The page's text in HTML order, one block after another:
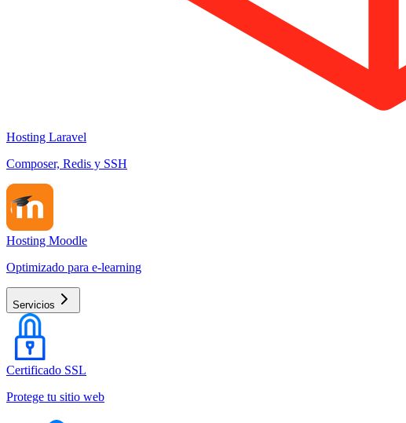
Hosting Laravel
Composer, Redis y SSH
Hosting Moodle
Optimizado para e-learning
Servicios
Certificado SSL
Protege tu sitio web